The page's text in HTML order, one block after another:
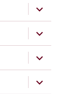
підменю
підменю
підменю
підменю